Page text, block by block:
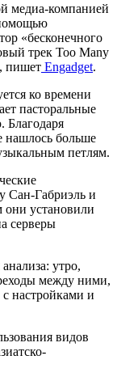
медиа-компанией
«бесконечного
трек Too Many
пишет Engadget.
ко времени
пасторальные
Благодаря
нашлось больше
петлям.
Сан-Габриэль и
установили
серверы
утро,
между ними,
с настройками и
видов